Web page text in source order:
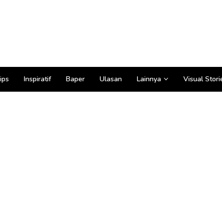
Inspiratif Baper Ulasan Lainnya Visual